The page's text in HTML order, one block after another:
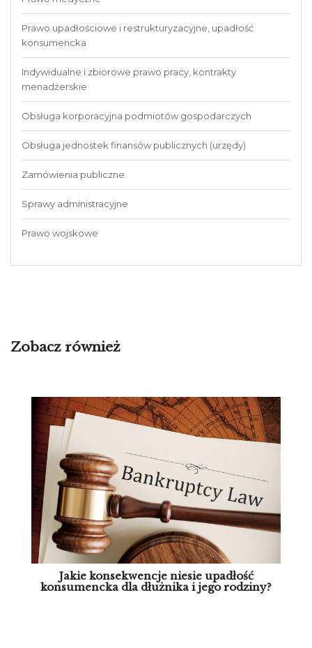
Prawo upadłościowe i restrukturyzacyjne, upadłość
konsumencka
Indywidualne i zbiorowe prawo pracy, kontrakty
menadżerskie
Obsługa korporacyjna podmiotów gospodarczych
Obsługa jednostek finansów publicznych (urzędy)
Zamówienia publiczne
Sprawy administracyjne
Prawo wojskowe
Zobacz również
Jakie konsekwencje niesie upadłość
konsumencka dla dłużnika i jego rodziny?